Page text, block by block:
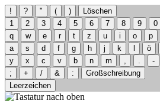
! ? " ( )
Löschen
1
2 3 4 5 6 7 8 9 0
q
w e r t z u i o p
a
s d f g h j k ö
y
x c v b n m , . -
;
+ / & :
Großschreibung
Leerzeichen